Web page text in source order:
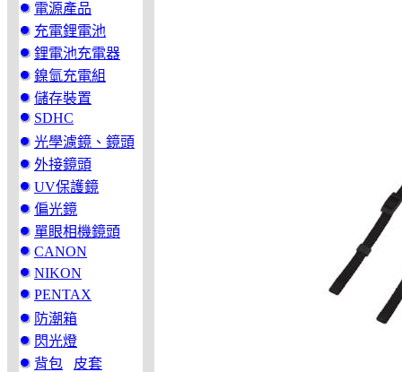
電源產品
充電鋰電池
鋰電池充電器
鎳氫充電組
儲存裝置
SDHC
光學濾鏡、鏡頭
外接鏡頭
UV保護鏡
偏光鏡
單眼相機鏡頭
CANON
NIKON
PENTAX
防潮箱
閃光燈
背包
皮套